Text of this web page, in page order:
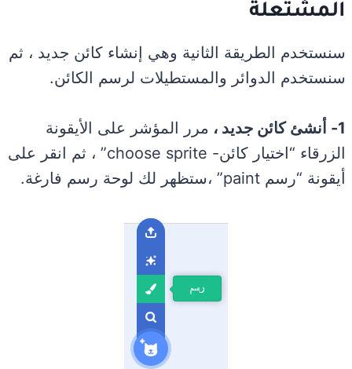
المشتعلة
سنستخدم الطريقة الثانية وهي إنشاء كائن جديد ، ثم
سنستخدم الدوائر والمستطيلات لرسم الكائن.
1- أنشئ كائن جديد ،
مرر المؤشر على الأيقونة
الزرقاء “اختيار كائن- choose sprite” ، ثم انقر على
أيقونة “رسم paint” ،ستظهر لك لوحة رسم فارغة.